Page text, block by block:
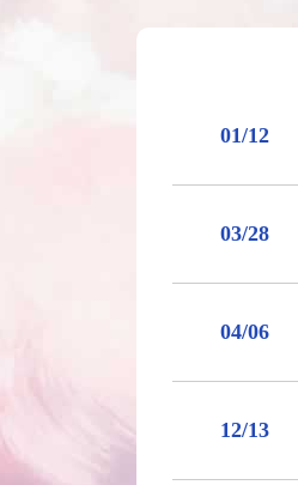
01/12
03/28
04/06
12/13